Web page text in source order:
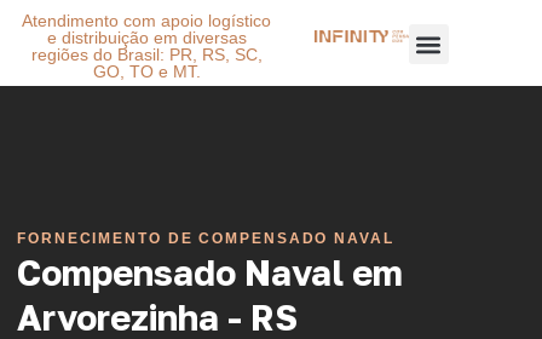
Atendimento com apoio logístico
e distribuição em diversas
regiões do Brasil: PR, RS, SC,
GO, TO e MT.
FORNECIMENTO DE COMPENSADO NAVAL
Compensado Naval em
Arvorezinha - RS